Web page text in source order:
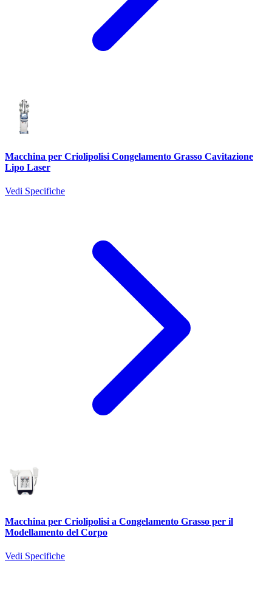
Macchina per Criolipolisi Congelamento Grasso Cavitazione
Lipo Laser
Vedi Specifiche
Macchina per Criolipolisi a Congelamento Grasso per il
Modellamento del Corpo
Vedi Specifiche